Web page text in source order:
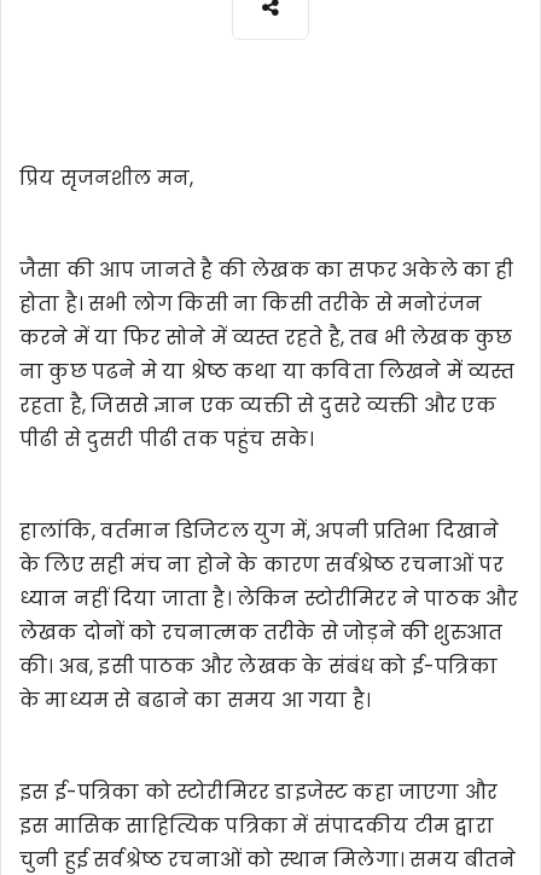
प्रिय सृजनशील मन,
जैसा की आप जानते है की लेखक का सफर अकेले का ही
होता है। सभी लोग किसी ना किसी तरीके से मनोरंजन
करने में या फिर सोने में व्यस्त रहते है, तब भी लेखक कुछ
ना कुछ पढने मे या श्रेष्ठ कथा या कविता लिखने में व्यस्त
रहता है, जिससे ज्ञान एक व्यक्ती से दुसरे व्यक्ती और एक
पीढी से दुसरी पीढी तक पहुंच सके।
हालांकि, वर्तमान डिजिटल युग में, अपनी प्रतिभा दिखाने
के लिए सही मंच ना होने के कारण सर्वश्रेष्ठ रचनाओं पर
ध्यान नहीं दिया जाता है। लेकिन स्टोरीमिरर ने पाठक और
लेखक दोनों को रचनात्मक तरीके से जोड़ने की शुरुआत
की। अब, इसी पाठक और लेखक के संबंध को ई-पत्रिका
के माध्यम से बढाने का समय आ गया है।
इस ई-पत्रिका को स्टोरीमिरर डाइजेस्ट कहा जाएगा और
इस मासिक साहित्यिक पत्रिका में संपादकीय टीम द्वारा
चुनी हुई सर्वश्रेष्ठ रचनाओं को स्थान मिलेगा। समय बीतने